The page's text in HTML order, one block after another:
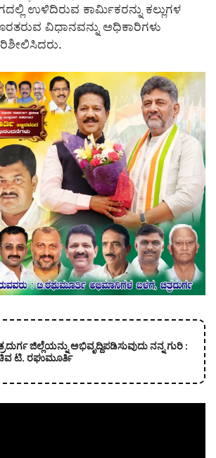
ಉಳಿದಿರುವ ಕಾರ್ಮಿಕರನ್ನು ಕಲ್ಲುಗಳ
ವಿಧಾನವನ್ನು ಅಧಿಕಾರಿಗಳು
ಜಿಲ್ಲೆಯನ್ನು ಅಭಿವೃದ್ದಿಪಡಿಸುವುದು ನನ್ನ ಗುರಿ :
ಟಿ. ರಘುಮೂರ್ತಿ